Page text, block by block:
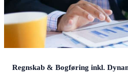
Regnskab & Bogføring inkl.